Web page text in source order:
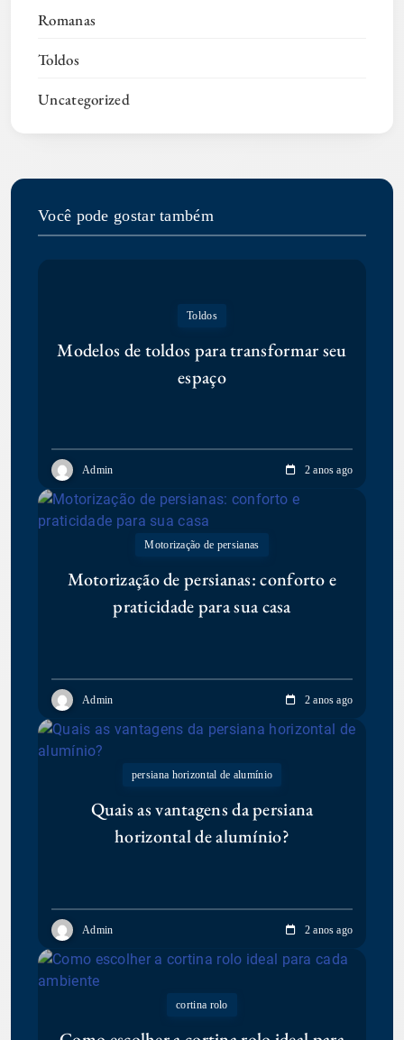
Romanas
Toldos
Uncategorized
Você pode gostar também
Toldos
Modelos de toldos para transformar seu
espaço
Admin 2 anos ago
Motorização de persianas
Motorização de persianas: conforto e
praticidade para sua casa
Admin 2 anos ago
persiana horizontal de alumínio
Quais as vantagens da persiana
horizontal de alumínio?
Admin 2 anos ago
cortina rolo